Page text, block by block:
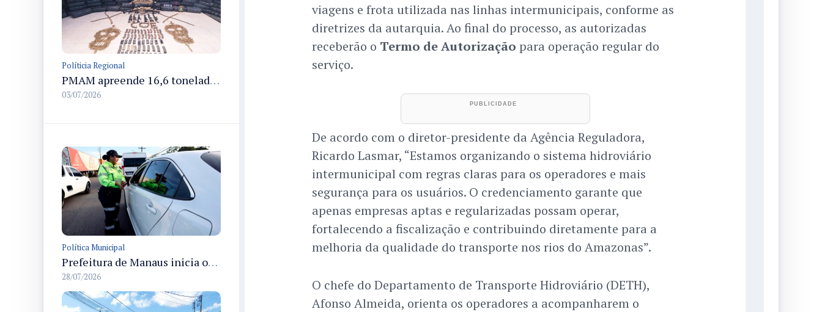
Políticia Regional
PMAM apreende 16,6 toneladas de entorpecentes e registra aumento nas prisões em flagrante e nas capturas de foragidos no primeiro semestre de 2026
03/07/2026
Política Municipal
Prefeitura de Manaus inicia operação Mobilidade Segura para reduzir sinistros com vítimas na cidade
28/07/2026
viagens e frota utilizada nas linhas intermunicipais, conforme as
diretrizes da autarquia. Ao final do processo, as autorizadas
receberão o Termo de Autorização para operação regular do
serviço.
De acordo com o diretor-presidente da Agência Reguladora,
Ricardo Lasmar, “Estamos organizando o sistema hidroviário
intermunicipal com regras claras para os operadores e mais
segurança para os usuários. O credenciamento garante que
apenas empresas aptas e regularizadas possam operar,
fortalecendo a fiscalização e contribuindo diretamente para a
melhoria da qualidade do transporte nos rios do Amazonas”.
O chefe do Departamento de Transporte Hidroviário (DETH),
Afonso Almeida, orienta os operadores a acompanharem o